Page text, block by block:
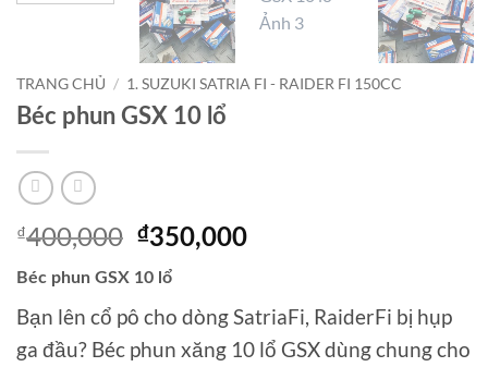
TRANG CHỦ / 1. SUZUKI SATRIA FI - RAIDER FI 150CC
Béc phun GSX 10 lổ
₫400,000 Giá
là:
₫400,000.
₫350,000Giá
là:
₫350,000.
Béc phun GSX 10 lổ
Bạn lên cổ pô cho dòng SatriaFi, RaiderFi bị hụp
ga đầu? Béc phun xăng 10 lổ GSX dùng chung cho